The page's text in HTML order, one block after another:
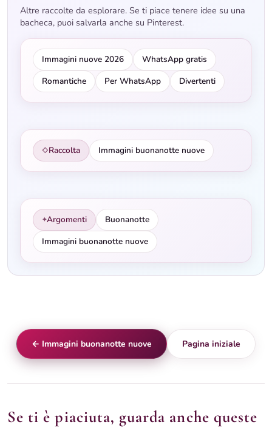
Altre raccolte da esplorare. Se ti piace tenere idee su una
bacheca, puoi salvarla anche su Pinterest.
Immagini nuove 2026
WhatsApp gratis
Romantiche
Per WhatsApp Divertenti
◇Raccolta Immagini buonanotte nuove
✦Argomenti
Buonanotte
Immagini buonanotte nuove
Se ti è piaciuta, guarda anche queste
← Immagini buonanotte nuove Pagina iniziale